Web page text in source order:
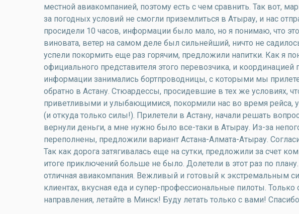
местной авиакомпанией, поэтому есть с чем сравнить. Так вот,
за погодных условий не смогли приземлиться в Атырау, и нас
просидели 10 часов, информации было мало, но я понимаю, что
виновата, ветер на самом деле был сильнейший, ничто не
успели покормить еще раз горячим, предложили напитки. Как я
официального представителя этого перевозчика, и
информации занимались бортпроводницы, с которыми мы
обратно в Астану. Стюардессы, просидевшие в тех же условиях,
приветливыми и улыбающимися, покормили нас во время рейса,
(и откуда только силы!). Прилетели в Астану, начали решать
вернули деньги, а мне нужно было все-таки в Атырау. Из-за
переполнены, предложили вариант Астана-Алмата-Атырау.
Так как дорога затягивалась еще на сутки, предложили за счет
итоге приключений больше не было. Долетели в этот раз по
отличная авиакомпания. Вежливый и готовый к экстремальным
клиентах, вкусная еда и супер-профессиональные пилоты. Только
направления, летайте в Минск! Буду летать только с вами!